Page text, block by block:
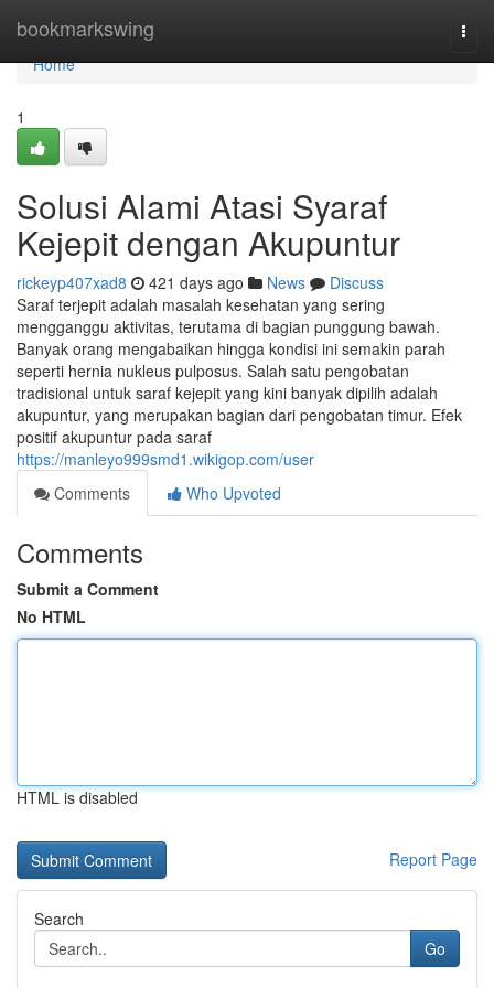
bookmarkswing
Home
Home
1
Solusi Alami Atasi Syaraf
Kejepit dengan Akupuntur
rickeyp407xad8 421 days ago News
Discuss
Saraf terjepit adalah masalah kesehatan yang sering
mengganggu aktivitas, terutama di bagian punggung bawah.
Banyak orang mengabaikan hingga kondisi ini semakin parah
seperti hernia nukleus pulposus. Salah satu pengobatan
tradisional untuk saraf kejepit yang kini banyak dipilih adalah
akupuntur, yang merupakan bagian dari pengobatan timur. Efek
positif akupuntur pada saraf
https://manleyo999smd1.wikigop.com/user
Comments
Who Upvoted
Comments
Submit a Comment
No HTML
HTML is disabled
Report Page
Search
Go